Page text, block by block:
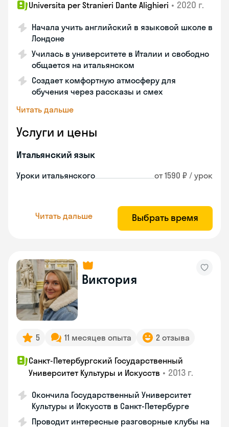
Universita per Stranieri Dante Alighieri • 2020 г.
Начала учить английский в языковой школе в
Лондоне
Училась в университете в Италии и свободно
общается на итальянском
Создает комфортную атмосферу для
обучения через рассказы и смех
Читать дальше
Услуги и цены
Итальянский язык
Уроки итальянского от 1590 ₽ / урок
Читать дальше Выбрать время
Виктория
5 11 месяцев опыта 2 отзыва
Санкт-Петербургский Государственный
Университет Культуры и Искусств • 2013 г.
Окончила Государственный Университет
Культуры и Искусств в Санкт-Петербурге
Проводит интересные разговорные клубы на